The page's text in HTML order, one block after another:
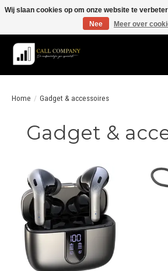
Vóór 19:00 besteld morgen in huis!
Home / Gadget & accessoires
Gadget &
Wij slaan cookies op om onze website te
Nee
Meer over